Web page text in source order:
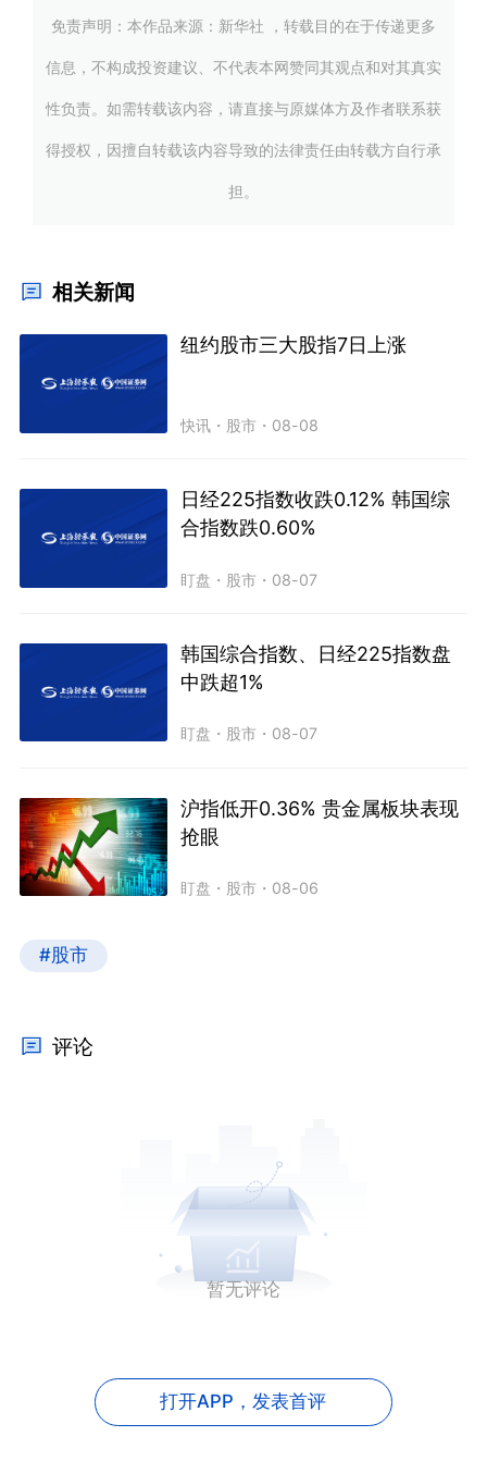
免责声明：本作品来源：新华社 ，转载目的在于传递更多
信息，不构成投资建议、不代表本网赞同其观点和对其真实
性负责。如需转载该内容，请直接与原媒体方及作者联系获
得授权，因擅自转载该内容导致的法律责任由转载方自行承
担。
相关新闻
纽约股市三大股指7日上涨
快讯 ・ 股市 ・ 08-08
日经225指数收跌0.12% 韩国综
合指数跌0.60%
盯盘 ・ 股市 ・ 08-07
韩国综合指数、日经225指数盘
中跌超1%
盯盘 ・ 股市 ・ 08-07
沪指低开0.36% 贵金属板块表现
抢眼
盯盘 ・ 股市 ・ 08-06
#股市
评论
暂无评论
打开APP，发表首评